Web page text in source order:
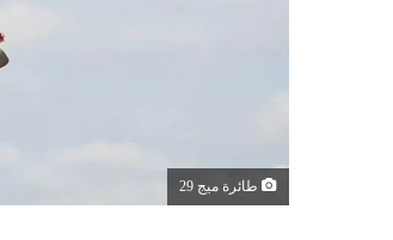
طائرة ميج 29